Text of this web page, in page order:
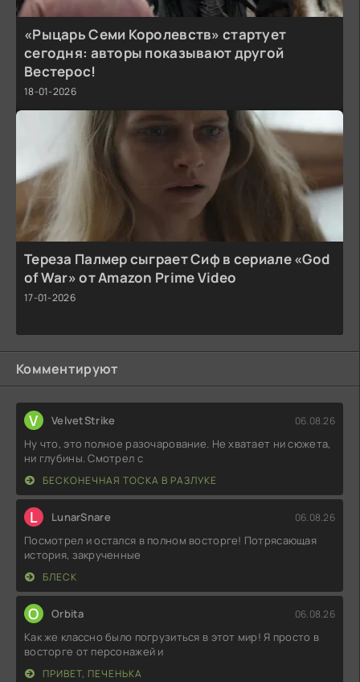
«Рыцарь Семи Королевств» стартует
сегодня: авторы показывают другой
Вестерос!
18-01-2026
Тереза Палмер сыграет Сиф в сериале «God
of War» от Amazon Prime Video
17-01-2026
Комментируют
V VelvetStrike 06.08.26
Ну что, это полное разочарование. Не хватает ни сюжета,
ни глубины. Смотрел с
БЕСКОНЕЧНАЯ ТОСКА В РАЗЛУКЕ
L LunarSnare 06.08.26
Посмотрел и остался в полном восторге! Потрясающая
история, закрученные
БЛЕСК
O Orbita 06.08.26
Как же классно было погрузиться в этот мир! Я просто в
восторге от персонажей и
ПРИВЕТ, ПЕЧЕНЬКА